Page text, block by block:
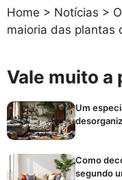
Home > Notícias >
maioria das plantas
Vale muito a
Um
Como
segundo